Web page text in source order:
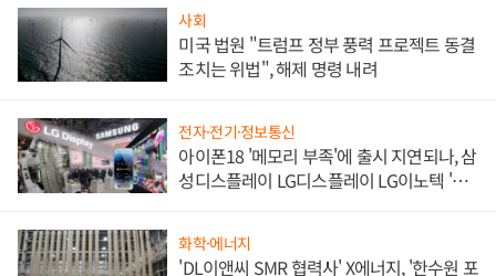
사회
미국 법원 "트럼프 정부 풍력 프로젝트 동결
조치는 위법", 해제 명령 내려
전자·전기·정보통신
아이폰18 '메모리 부족'에 출시 지연되나, 삼
성디스플레이 LG디스플레이 LG이노텍 '탈
화학·에너지
'DL이앤씨 SMR 협력사' X에너지, '한수원 포